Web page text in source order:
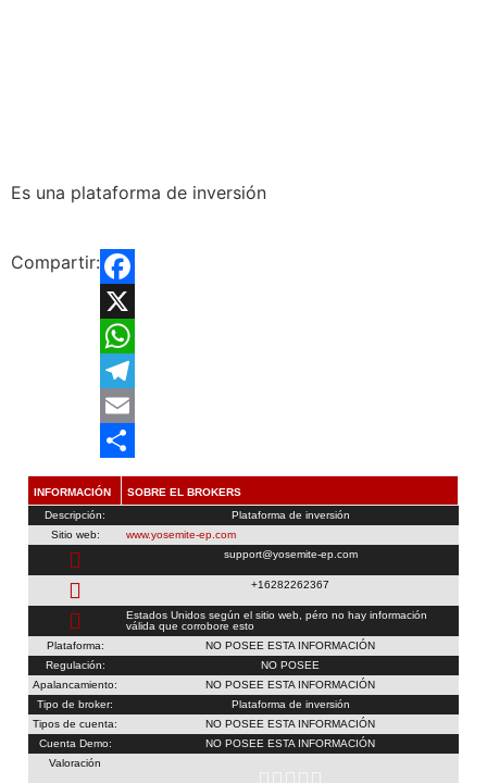
Es una plataforma de inversión
Compartir:
Facebook
X
WhatsApp
Telegram
Email
Compartir
INFORMACIÓN
SOBRE EL BROKERS
Descripción:
Plataforma de inversión
Sitio web:
www.yosemite-ep.com
support@yosemite-ep.com
+16282262367
Estados Unidos según el sitio web, péro no hay información
válida que corrobore esto
Plataforma:
NO POSEE ESTA INFORMACIÓN
Regulación:
NO POSEE
Apalancamiento:
NO POSEE ESTA INFORMACIÓN
Tipo de broker:
Plataforma de inversión
Tipos de cuenta:
NO POSEE ESTA INFORMACIÓN
Cuenta Demo:
NO POSEE ESTA INFORMACIÓN
Valoración